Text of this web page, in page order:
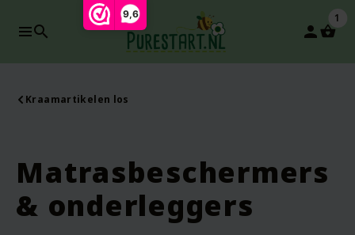
9,6
search person
1
Kraamartikelen los
Matrasbeschermers
& onderleggers